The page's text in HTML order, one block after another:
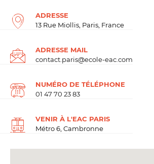
ADRESSE
13 Rue Miollis, Paris, France
ADRESSE MAIL
contact.paris@ecole-eac.com
NUMÉRO DE TÉLÉPHONE
01 47 70 23 83
VENIR À L'EAC PARIS
Métro 6, Cambronne